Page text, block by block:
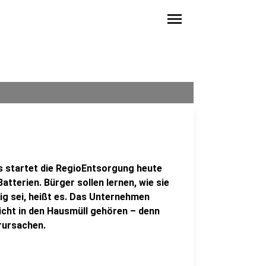
menu
startet die RegioEntsorgung heute
Bürger sollen lernen, wie sie
sei, heißt es. Das Unternehmen
in den Hausmüll gehören – denn